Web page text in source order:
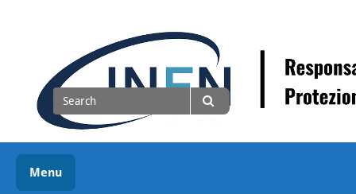
Il DPO dell'INFN
Search
for
Menu